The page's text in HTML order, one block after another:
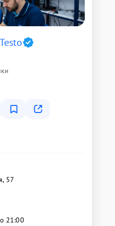
57
21:00